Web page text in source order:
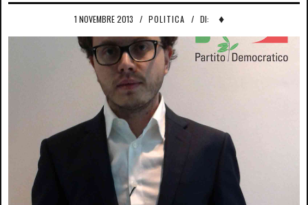
1 NOVEMBRE 2013 / POLITICA / DI: ♦